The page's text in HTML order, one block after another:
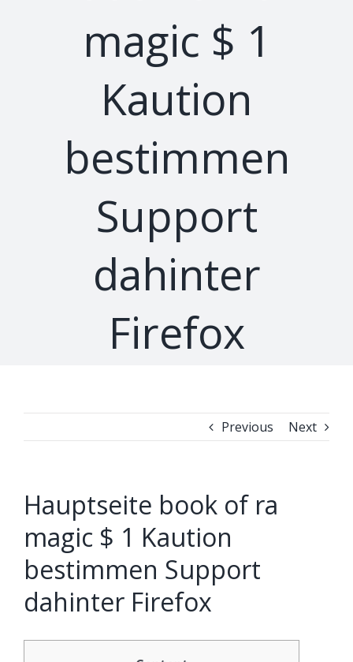
magic $ 1
Kaution
bestimmen
Support
dahinter
Firefox
Previous Next
Hauptseite book of ra
magic $ 1 Kaution
bestimmen Support
dahinter Firefox